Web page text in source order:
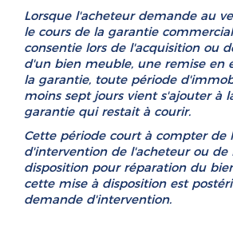
Lorsque l'acheteur demande au
le cours de la garantie
consentie lors de l'acquisition ou
d'un bien meuble, une remise en
la garantie, toute période
moins sept jours vient s'ajouter à
garantie qui restait à courir.
Cette période court à compter de
d'intervention de l'acheteur ou de
disposition pour réparation du
cette mise à disposition est
demande d'intervention.